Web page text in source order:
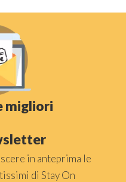
migliori
in anteprima le
di Stay On